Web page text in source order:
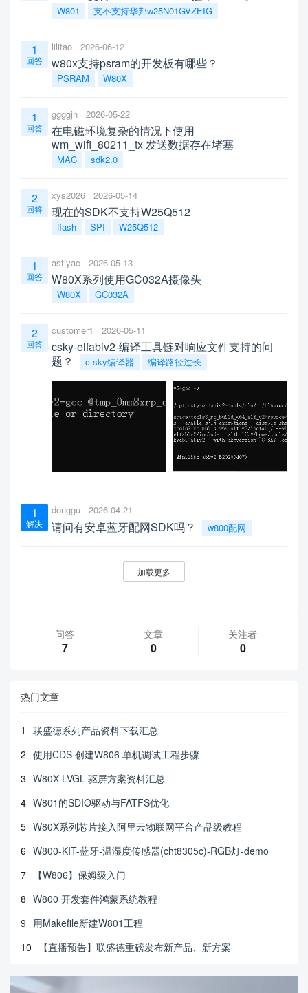
W801 支不支持华邦w25N01GVZEIG
1
回答
lilitao 2026-06-12
w80x支持psram的开发板有哪些？
PSRAM W80X
1
回答
ggggjh 2026-05-22
在电磁环境复杂的情况下使用
wm_wifi_80211_tx 发送数据存在堵塞
MAC sdk2.0
2
回答
xys2026 2026-05-14
现在的SDK不支持W25Q512
flash SPI W25Q512
1
回答
astiyac 2026-05-13
W80X系列使用GC032A摄像头
W80X GC032A
2
回答
customer1 2026-05-11
csky-elfabiv2-编译工具链对响应文件支持的问
题？
c-sky编译器 编译路径过长
1
解决
donggu 2026-04-21
请问有安卓蓝牙配网SDK吗？ w800配网
加载更多
问答
7
文章
0
关注者
0
热门文章
1
联盛德系列产品资料下载汇总
2 使用CDS 创建W806 单机调试工程步骤
3 W80X LVGL 驱屏方案资料汇总
4 W801的SDIO驱动与FATFS优化
5 W80X系列芯片接入阿里云物联网平台产品级教程
6 W800-KIT-蓝牙-温湿度传感器(cht8305c)-RGB灯-demo
7
【W806】保姆级入门
8 W800 开发套件鸿蒙系统教程
9
用Makefile新建W801工程
10
【直播预告】联盛德重磅发布新产品、新方案